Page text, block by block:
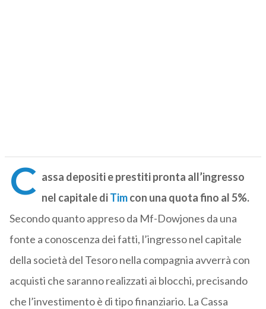
C assa depositi e prestiti pronta all’ingresso
nel capitale diTimcon una quota fino al 5%.
Secondo quanto appreso da Mf-Dowjones da una
fonte a conoscenza dei fatti, l’ingresso nel capitale
della società del Tesoro nella compagnia avverrà con
acquisti che saranno realizzati ai blocchi, precisando
che l’investimento è di tipo finanziario. La Cassa